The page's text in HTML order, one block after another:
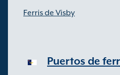
Ferris de Visby
Puertos de